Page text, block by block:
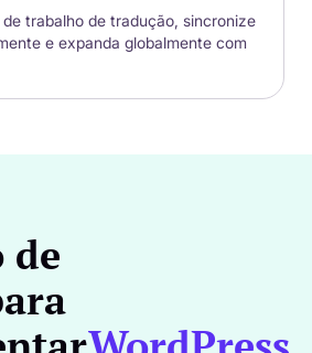
trabalho de tradução, sincronize
e expanda globalmente com
de